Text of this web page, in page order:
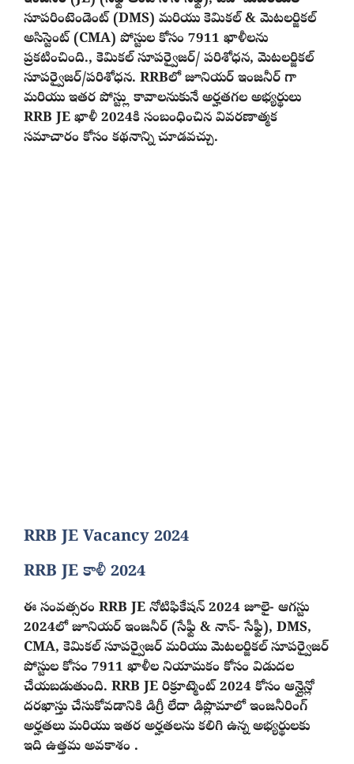
సూపరింటెండెంట్ (DMS) మరియు కెమికల్ & మెటలర్జికల్
అసిస్టెంట్ (CMA) పోస్టుల కోసం 7911 ఖాళీలను
ప్రకటించింది., కెమికల్ సూపర్వైజర్/ పరిశోధన, మెటలర్జికల్
సూపర్వైజర్/పరిశోధన. RRBలో జూనియర్ ఇంజనీర్ గా
మరియు ఇతర పోస్ట్లు కావాలనుకునే అర్హతగల అభ్యర్థులు
RRB JE ఖాళీ 2024కి సంబంధించిన వివరణాత్మక
సమాచారం కోసం కథనాన్ని చూడవచ్చు.
RRB JE Vacancy 2024
RRB JE కాళీ 2024
ఈ సంవత్సరం RRB JE నోటిఫికేషన్ 2024 జూలై- ఆగస్టు
2024లో జూనియర్ ఇంజనీర్ (సేఫ్టీ & నాన్- సేఫ్టీ), DMS,
CMA, కెమికల్ సూపర్వైజర్ మరియు మెటలర్జికల్ సూపర్వైజర్
పోస్టుల కోసం 7911 ఖాళీల నియామకం కోసం విడుదల
చేయబడుతుంది. RRB JE రిక్రూట్మెంట్ 2024 కోసం ఆన్లైన్లో
దరఖాస్తు చేసుకోవడానికి డిగ్రీ లేదా డిప్లొమాలో ఇంజనీరింగ్
అర్హతలు మరియు ఇతర అర్హతలను కలిగి ఉన్న అభ్యర్థులకు
ఇది ఉత్తమ అవకాశం .